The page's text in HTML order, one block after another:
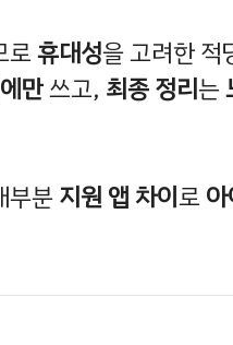
로휴대성을 고려한 적
만쓰고, 최종 정리는
부분지원 앱 차이로